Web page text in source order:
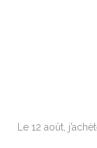
Le 12 août,